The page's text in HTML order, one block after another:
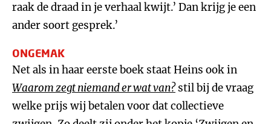
raak de draad in je verhaal kwijt.’ Dan krijg je een
ander soort gesprek.’
ONGEMAK
Net als in haar eerste boek staat Heins ook in
Waarom zegt niemand er wat van?stil bij de vraag
welke prijs wij betalen voor dat collectieve